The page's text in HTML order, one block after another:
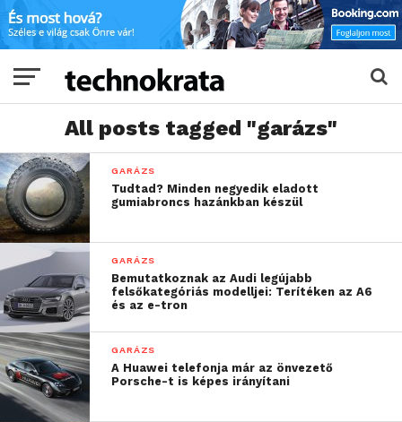
All posts tagged "garázs"
GARÁZS
Tudtad? Minden negyedik eladott
gumiabroncs hazánkban készül
GARÁZS
Bemutatkoznak az Audi legújabb
felsőkategóriás modelljei: Terítéken az A6
és az e-tron
GARÁZS
A Huawei telefonja már az önvezető
Porsche-t is képes irányítani